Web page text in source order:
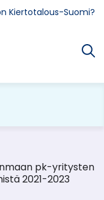
Kiertotalous-Suomi?
pk-yritysten
2021-2023